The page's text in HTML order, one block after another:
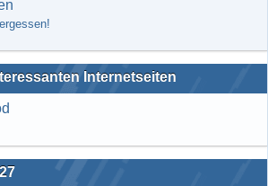
Internetseiten